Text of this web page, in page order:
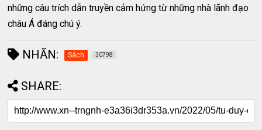
những câu trích dẫn truyền cảm hứng từ những nhà lãnh đạo
châu Á đáng chú ý.
NHÃN: Sách 30798
SHARE: